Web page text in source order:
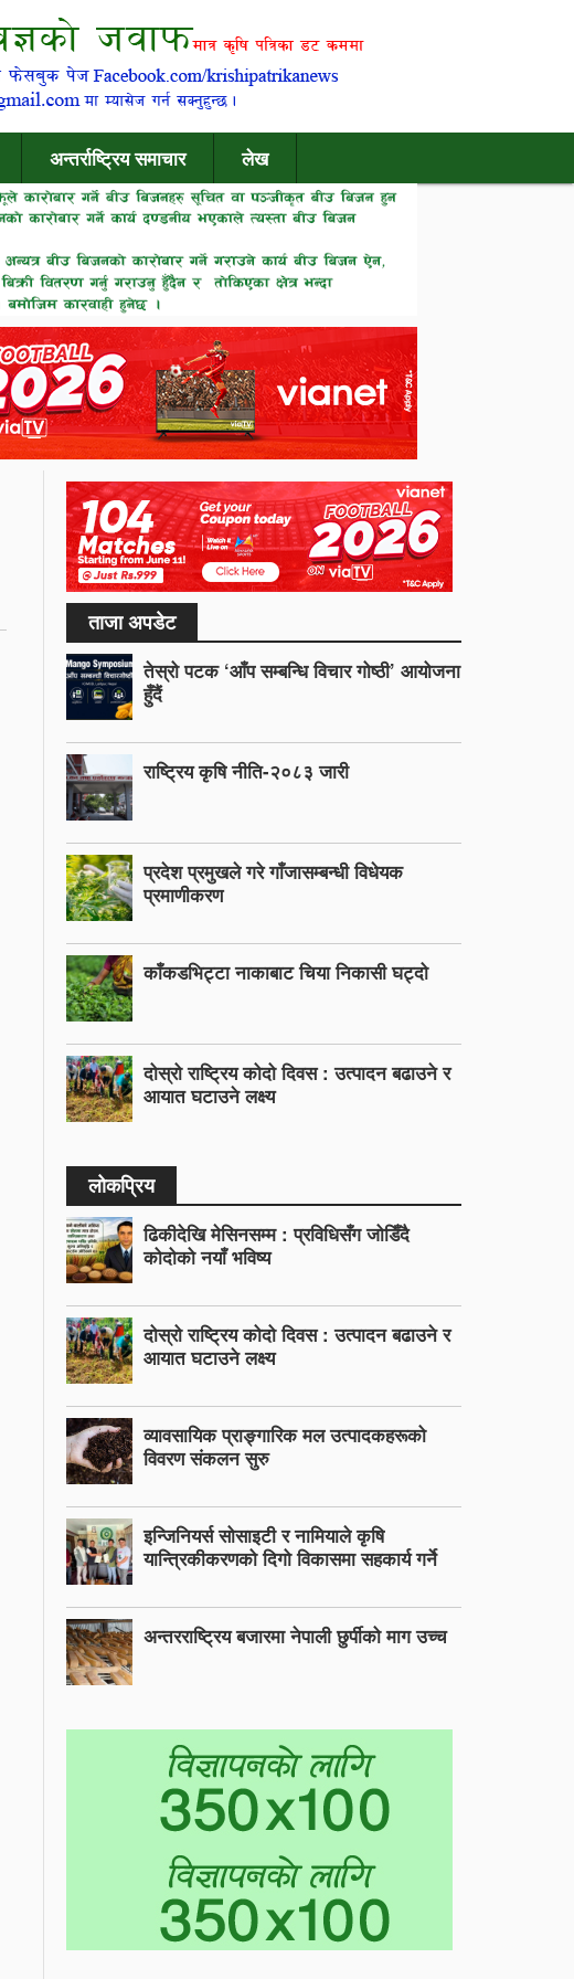
अन्तर्राष्ट्रिय समाचार लेख
ताजा अपडेट
तेस्रो पटक ‘आँप सम्बन्धि विचार गोष्ठी’ आयोजना
हुँदैं
राष्ट्रिय कृषि नीति-२०८३ जारी
प्रदेश प्रमुखले गरे गाँजासम्बन्धी विधेयक
प्रमाणीकरण
काँकडभिट्टा नाकाबाट चिया निकासी घट्दो
दोस्रो राष्ट्रिय कोदो दिवस : उत्पादन बढाउने र
आयात घटाउने लक्ष्य
लोकप्रिय
ढिकीदेखि मेसिनसम्म : प्रविधिसँग जोडिँदै
कोदोको नयाँ भविष्य
दोस्रो राष्ट्रिय कोदो दिवस : उत्पादन बढाउने र
आयात घटाउने लक्ष्य
व्यावसायिक प्राङ्गारिक मल उत्पादकहरूको
विवरण संकलन सुरु
इन्जिनियर्स सोसाइटी र नामियाले कृषि
यान्त्रिकीकरणको दिगो विकासमा सहकार्य गर्ने
अन्तरराष्ट्रिय बजारमा नेपाली छुर्पीको माग उच्च